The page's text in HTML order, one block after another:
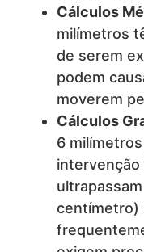
Cálculos
milímetros
de serem
podem
moverem
Cálculos
6
intervenção
centímetro)